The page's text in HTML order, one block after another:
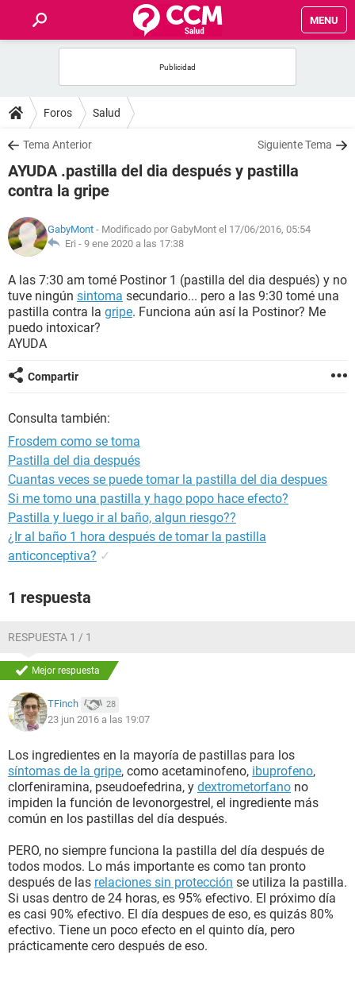
MENU
FOROS
SALUD
FAMILIA
NUTRICIÓN
SEXUALIDAD
GLOSARIO
Foros Salud
Tema Anterior Siguiente Tema
AYUDA .pastilla del dia después y pastilla
contra la gripe
GabyMont - Modificado por GabyMont el 17/06/2016, 05:54
Eri - 9 ene 2020 a las 17:38
A las 7:30 am tomé Postinor 1 (pastilla del dia después) y no
tuve ningún sintoma secundario... pero a las 9:30 tomé una
pastilla contra la gripe. Funciona aún así la Postinor? Me
puedo intoxicar?
AYUDA
Compartir
Consulta también:
Frosdem como se toma
Pastilla del dia después
Cuantas veces se puede tomar la pastilla del dia despues
Si me tomo una pastilla y hago popo hace efecto?
Pastilla y luego ir al baño, algun riesgo??
¿Ir al baño 1 hora después de tomar la pastilla
anticonceptiva? ✓
1 respuesta
RESPUESTA 1 / 1
Mejor respuesta
TFinch 28
23 jun 2016 a las 19:07
Los ingredientes en la mayoría de pastillas para los
síntomas de la gripe, como acetaminofeno, ibuprofeno,
clorfeniramina, pseudoefedrina, y dextrometorfano no
impiden la función de levonorgestrel, el ingrediente más
común en los pastillas del día después.
PERO, no siempre funciona la pastilla del día después de
todos modos. Lo más importante es como tan pronto
después de las relaciones sin protección se utiliza la pastilla.
Si usas dentro de 24 horas, es 95% efectivo. El próximo día
es casi 90% efectivo. El día despues de eso, es quizás 80%
efectivo. Tiene un poco efecto en el quinto día, pero
prácticamente cero después de eso.